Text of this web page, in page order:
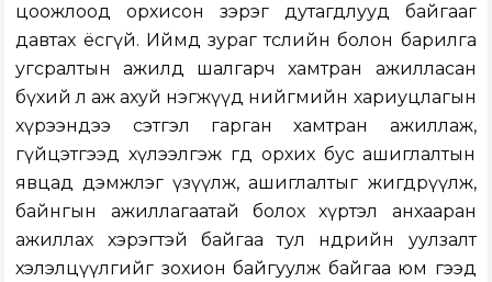
цоожлоод орхисон зэрэг дутагдлууд байгааг
давтах ёсгүй. Иймд зураг төслийн болон барилга
угсралтын ажилд шалгарч хамтран ажилласан
бүхий л аж ахуй нэгжүүд нийгмийн хариуцлагын
хүрээндээ сэтгэл гарган хамтран ажиллаж,
гүйцэтгээд хүлээлгэж өгөөд орхих бус ашиглалтын
явцад дэмжлэг үзүүлж, ашиглалтыг жигдрүүлж,
байнгын ажиллагаатай болох хүртэл анхааран
ажиллах хэрэгтэй байгаа тул өнөөдрийн уулзалт
хэлэлцүүлгийг зохион байгуулж байгаа юм гээд